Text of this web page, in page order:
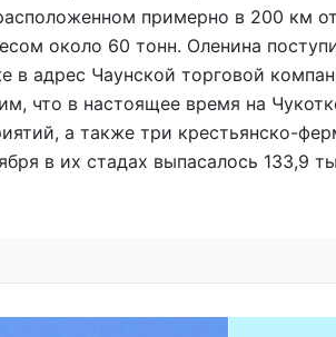
примерно в 200 км
около 60 тонн. Оленина
в адрес Чаунской торговой
что в настоящее время на
а также три крестьянско-
в их стадах выпасалось 133,9